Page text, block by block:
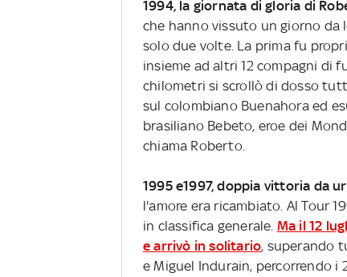
1994, la giornata di gloria di
che hanno vissuto un giorno da
solo due volte. La prima fu
insieme ad altri 12 compagni di
chilometri si scrollò di dosso
sul colombiano Buenahora ed
brasiliano Bebeto, eroe dei
chiama Roberto.
1995 e1997, doppia vittoria da
l'amore era ricambiato. Al Tour
in classifica generale. Ma il 12
e arrivò in solitario, superando
e Miguel Indurain, percorrendo i